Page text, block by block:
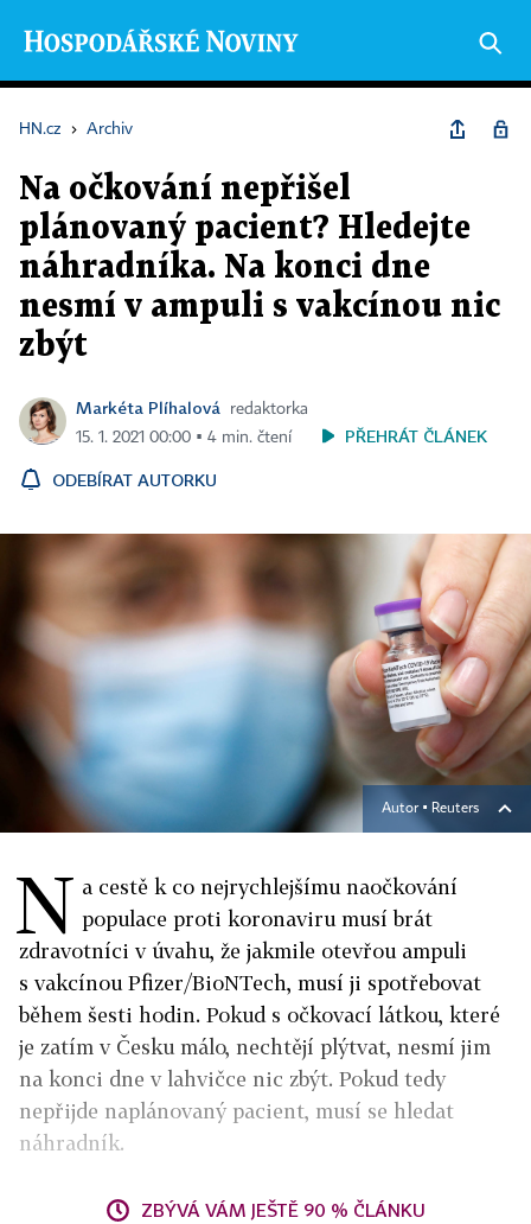
HN.cz › Archiv
Na očkování nepřišel
plánovaný pacient? Hledejte
náhradníka. Na konci dne
nesmí v ampuli s vakcínou nic
zbýt
Markéta Plíhalová
redaktorka
15. 1. 2021 00:00 ▪ 4 min. čtení
PŘEHRÁT ČLÁNEK
ODEBÍRAT AUTORKU
Autor ▪ Reuters
N a cestě k co nejrychlejšímu naočkování
populace proti koronaviru musí brát
zdravotníci v úvahu, že jakmile otevřou ampuli
s vakcínou Pfizer/BioNTech, musí ji spotřebovat
během šesti hodin. Pokud s očkovací látkou, které
je zatím v Česku málo, nechtějí plýtvat, nesmí jim
na konci dne v lahvičce nic zbýt. Pokud tedy
nepřijde naplánovaný pacient, musí se hledat
náhradník.
ZBÝVÁ VÁM JEŠTĚ 90 % ČLÁNKU